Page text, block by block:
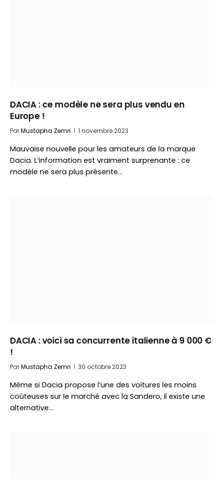
DACIA : ce modèle ne sera plus vendu en
Europe !
ParMustapha Zemri 1 novembre 2023
Mauvaise nouvelle pour les amateurs de la marque
Dacia. L’information est vraiment surprenante : ce
modèle ne sera plus présente…
DACIA : voici sa concurrente italienne à 9 000 €
!
ParMustapha Zemri 30 octobre 2023
Même si Dacia propose l’une des voitures les moins
coûteuses sur le marché avec la Sandero, il existe une
alternative…